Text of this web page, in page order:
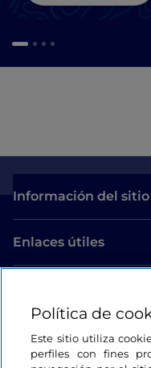
Información del sitio
Enlaces útiles
Estamos en contacto
Política de
Este sitio utiliza
perfiles con fines